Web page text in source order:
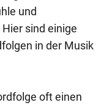
und
sind einige
in der Musik
oft einen